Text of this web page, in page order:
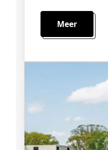
Meer